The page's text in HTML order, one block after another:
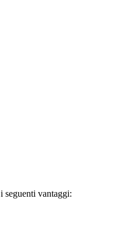
seguenti vantaggi: